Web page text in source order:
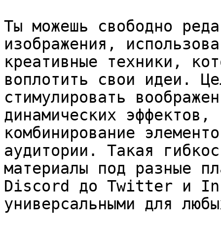
Ты можешь свободно
изображения,
креативные техники,
воплотить свои идеи.
стимулировать
динамических эффектов,
комбинирование
аудитории. Такая
материалы под разные
Discord до Twitter и
универсальными для